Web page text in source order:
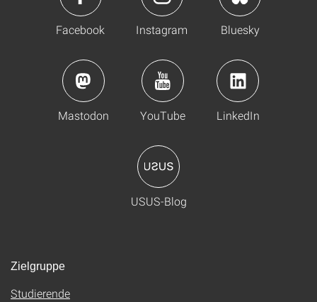
Facebook Instagram Bluesky
Mastodon YouTube LinkedIn
USUS-Blog
Zielgruppe
Studierende